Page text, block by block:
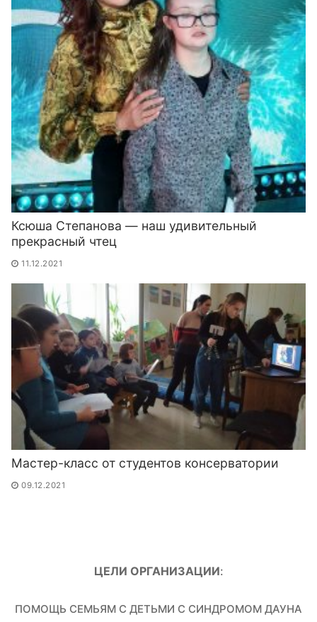
Ксюша Степанова — наш удивительный
прекрасный чтец
11.12.2021
Мастер-класс от студентов консерватории
09.12.2021
ЦЕЛИ ОРГАНИЗАЦИИ:
ПОМОЩЬ СЕМЬЯМ С ДЕТЬМИ С СИНДРОМОМ ДАУНА